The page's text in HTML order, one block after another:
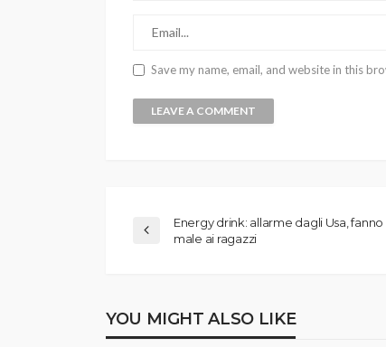
Save my name, email, and website in this
Energy drink: allarme dagli Usa, fanno
male ai ragazzi
YOU MIGHT ALSO LIKE